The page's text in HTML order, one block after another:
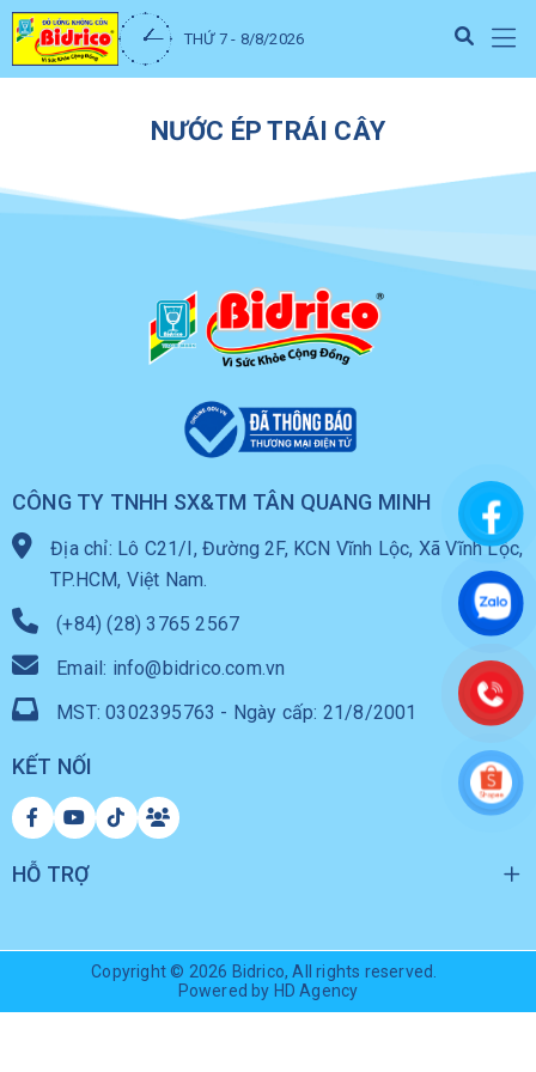
THỨ 7 - 8/8/2026
NƯỚC ÉP TRÁI CÂY
CÔNG TY TNHH SX&TM TÂN QUANG MINH
Địa chỉ: Lô C21/I, Đường 2F, KCN Vĩnh Lộc, Xã Vĩnh Lộc,
TP.HCM, Việt Nam.
(+84) (28) 3765 2567
Email: info@bidrico.com.vn
MST: 0302395763 - Ngày cấp: 21/8/2001
KẾT NỐI
HỖ TRỢ
Copyright © 2026 Bidrico, All rights reserved.
Powered by HD Agency